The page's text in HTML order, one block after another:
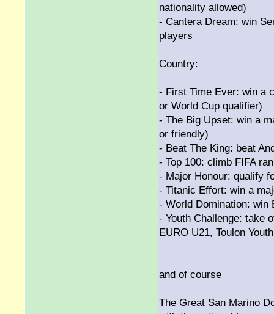
nationality allowed)
- Cantera Dream: win
players
Country:
- First Time Ever: win a
or World Cup qualifier)
- The Big Upset: win a
or friendly)
- Beat The King: beat
- Top 100: climb FIFA
- Major Honour: qualify
- Titanic Effort: win a
- World Domination: win
- Youth Challenge: take
EURO U21, Toulon
and of course
The Great San Marino